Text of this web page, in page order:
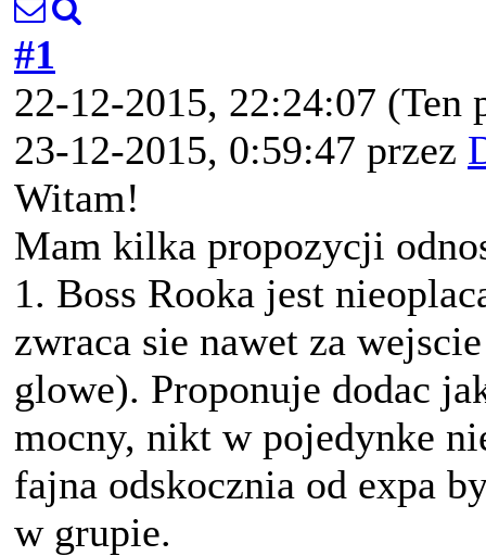
#1
22-12-2015, 22:24:07 (Ten
23-12-2015, 0:59:47 przez
Witam!
Mam kilka propozycji
1. Boss Rooka jest
zwraca sie nawet za
glowe). Proponuje dodac
mocny, nikt w pojedynke
fajna odskocznia od expa
w grupie.